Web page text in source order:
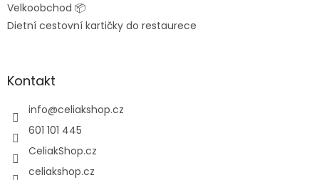
Velkoobchod 📦
Dietní cestovní kartičky do restaurece
Kontakt
info@celiakshop.cz
601 101 445
CeliakShop.cz
celiakshop.cz